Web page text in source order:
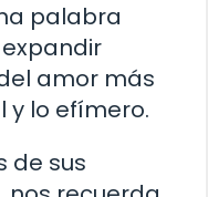
palabra
amor más
y lo efímero.
de sus